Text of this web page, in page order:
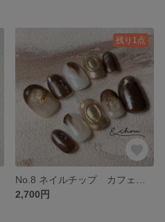
残り1点
2,700円